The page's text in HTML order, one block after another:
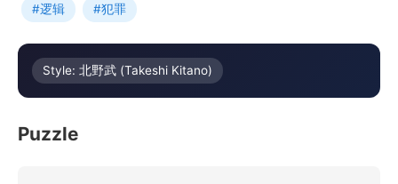
#逻辑 #犯罪
Style: 北野武 (Takeshi Kitano)
Puzzle